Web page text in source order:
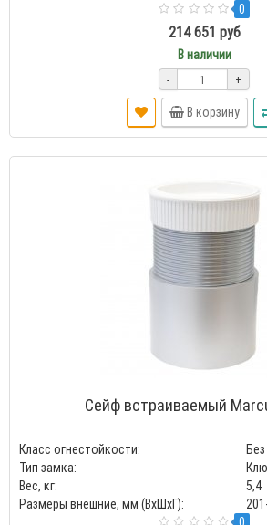
0
214 651 руб
В наличии
- +
В корзину
Сейф встраиваемый
Класс огнестойкости:
Тип замка:
Вес, кг:
5,4
Размеры внешние, мм (ВхШхГ):